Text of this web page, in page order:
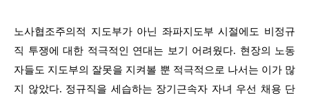
노사협조주의적 지도부가 아닌 좌파지도부 시절에도 비정규
직 투쟁에 대한 적극적인 연대는 보기 어려웠다. 현장의 노동
자들도 지도부의 잘못을 지켜볼 뿐 적극적으로 나서는 이가 많
지 않았다. 정규직을 세습하는 장기근속자 자녀 우선 채용 단